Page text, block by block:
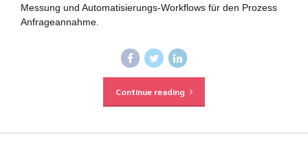
Messung und Automatisierungs-Workflows für den Prozess
Anfrageannahme.
Continue reading